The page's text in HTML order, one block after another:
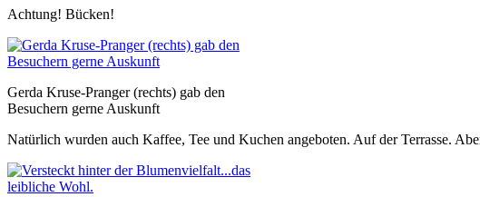
Achtung! Bücken!
Gerda Kruse-Pranger (rechts) gab den
Besuchern gerne Auskunft
Natürlich wurden auch Kaffee, Tee und Kuchen angeboten. Auf der Terrasse.